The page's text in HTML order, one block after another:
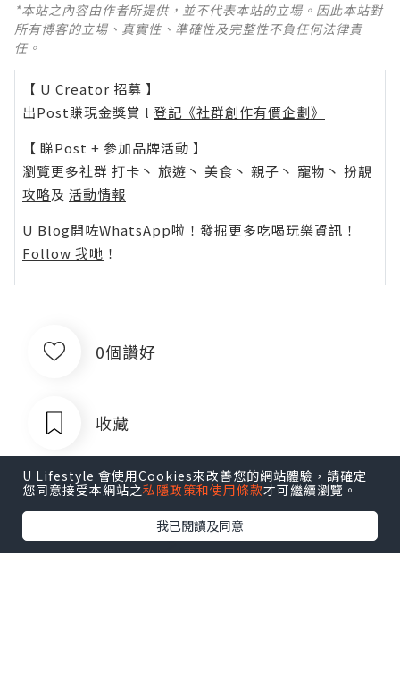
*本站之內容由作者所提供，並不代表本站的立場。因此本站對
所有博客的立場、真實性、準確性及完整性不負任何法律責
任。
【 U Creator 招募 】
出Post賺現金獎賞 l 登記《社群創作有價企劃》
【 睇Post + 參加品牌活動 】
瀏覽更多社群 打卡 丶 旅遊 丶 美食 丶 親子 丶 寵物 丶 扮靚
攻略及 活動情報
U Blog開咗WhatsApp啦！發掘更多吃喝玩樂資訊！
Follow 我哋 ！
0個讚好
收藏
U Lifestyle 會使用Cookies來改善您的網站體驗，請確定
您同意接受本網站之私隱政策和使用條款才可繼續瀏覽。
我已閱讀及同意